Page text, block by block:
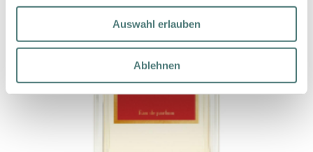
Auswahl erlauben
Ablehnen